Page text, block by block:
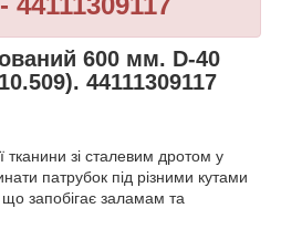
600 мм. D-40
44111309117
тканини зі сталевим дротом у
патрубок під різними кутами
запобігає заламам та